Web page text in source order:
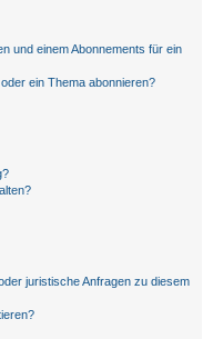
und einem Abonnements für ein
ein Thema abonnieren?
juristische Anfragen zu diesem